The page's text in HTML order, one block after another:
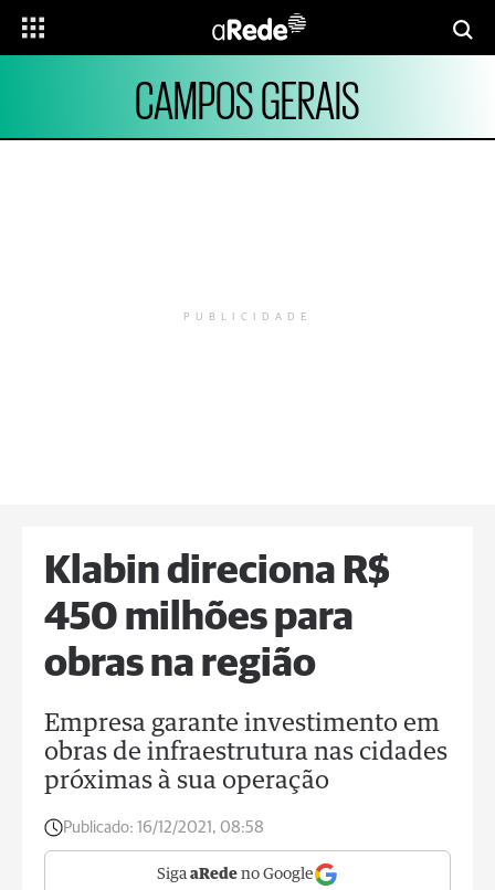
CAMPOS GERAIS
PUBLICIDADE
Klabin direciona R$
450 milhões para
obras na região
Empresa garante investimento em
obras de infraestrutura nas cidades
próximas à sua operação
Publicado: 16/12/2021, 08:58
Siga aRede no Google